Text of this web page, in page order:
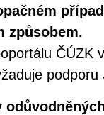
způsobem.
ČÚZK
podporu